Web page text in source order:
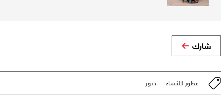
شارك
عطور للنساء ديور